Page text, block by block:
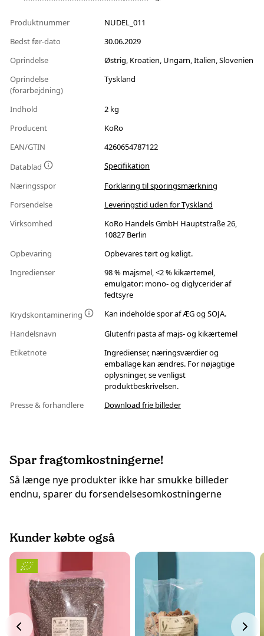
Produktnummer
NUDEL_011
Bedst før-dato
30.06.2029
Oprindelse
Østrig, Kroatien, Ungarn, Italien, Slovenien
Oprindelse
(forarbejdning)
Tyskland
Indhold
2 kg
Producent
KoRo
EAN/GTIN
4260654787122
Datablad
Specifikation
Næringsspor
Forklaring til sporingsmærkning
Forsendelse
Leveringstid uden for Tyskland
Virksomhed
KoRo Handels GmbH Hauptstraße 26,
10827 Berlin
Opbevaring
Opbevares tørt og køligt.
Ingredienser
98 % majsmel, <2 % kikærtemel,
emulgator: mono- og diglycerider af
fedtsyre
Krydskontaminering
Kan indeholde spor af ÆG og SOJA.
Handelsnavn
Glutenfri pasta af majs- og kikærtemel
Etiketnote
Ingredienser, næringsværdier og
emballage kan ændres. For nøjagtige
oplysninger, se venligst
produktbeskrivelsen.
Presse & forhandlere
Download frie billeder
Spar fragtomkostningerne!
Så længe nye produkter ikke har smukke billeder
endnu, sparer du forsendelsesomkostningerne
Kunder købte også